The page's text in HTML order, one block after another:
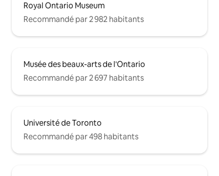
Royal Ontario Museum
Recommandé par 2 982 habitants
Musée des beaux-arts de l'Ontario
Recommandé par 2 697 habitants
Université de Toronto
Recommandé par 498 habitants